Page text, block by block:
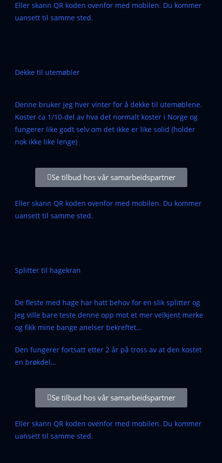
Eller skann QR koden ovenfor med mobilen. Du kommer
uansett til samme sted.
Dekke til utemøbler
Denne bruker jeg hver vinter for å dekke til utemøblene.
Koster ca 1/10-del av hva det normalt koster i Norge og
fungerer like godt selv om det ikke er like solid (holder
nok ikke like lenge)
Se tilbud hos vår samarbeidspartner
Eller skann QR koden ovenfor med mobilen. Du kommer
uansett til samme sted.
Splitter til hagekran
De fleste med hage har hatt behov for en slik splitter og
jeg ville bare teste denne opp mot et mer velkjent merke
og fikk mine bange anelser bekreftet…
Den fungerer fortsatt etter 2 år på tross av at den kostet
en brøkdel…
Se tilbud hos vår samarbeidspartner
Eller skann QR koden ovenfor med mobilen. Du kommer
uansett til samme sted.